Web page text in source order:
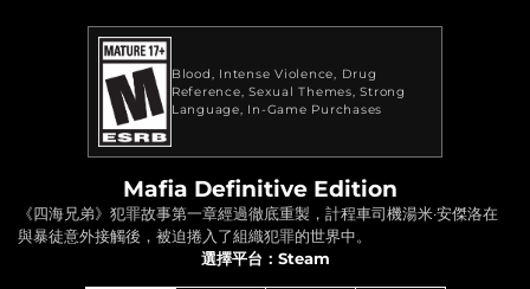
Blood Intense Violence
Drug
Reference Sexual Themes Strong
Language
In-Game Purchases
Mafia Definitive Edition
《四海兄弟》犯罪故事第一章經過徹底重製，計程車司機湯米·安傑洛在
與暴徒意外接觸後，被迫捲入了組織犯罪的世界中。
選擇平台：Steam